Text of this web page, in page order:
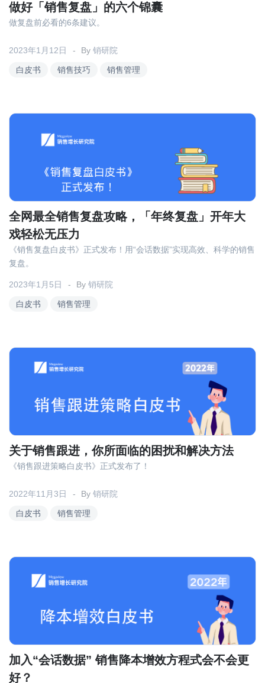
培训辅导
白皮书 销售技巧 销售管理
做好「销售复盘」的六个锦囊
2023年1月12日 By 销研院
做复盘前必看的6条建议。
白皮书 销售管理
全网最全销售复盘攻略，「年终复盘」开年大
戏轻松无压力
2023年1月5日 By 销研院
《销售复盘白皮书》正式发布！用“会话数据”实现高效、科学的销售
复盘。
白皮书 销售管理
关于销售跟进，你所面临的困扰和解决方法
2022年11月3日 By 销研院
《销售跟进策略白皮书》正式发布了！
加入“会话数据” 销售降本增效方程式会不会更
好？